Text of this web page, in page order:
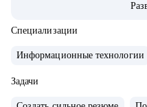
• За плечами — Авито,
и публичные выступления
• Ментор Авито и Women in
Специализации
Информационные технологии
Задачи